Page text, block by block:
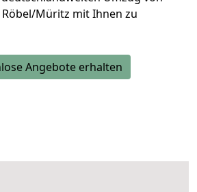
Müritz mit Ihnen zu
Angebote erhalten